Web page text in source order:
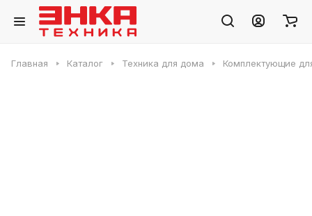
Главная Каталог Техника для дома Комплектующие